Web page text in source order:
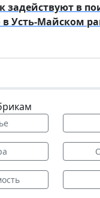
задействуют в
в Усть-Майском